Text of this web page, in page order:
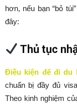
hơn, nếu bạn “bỏ
đây:
Thủ tục
Điều kiện để đi du
chuẩn bị đầy đủ
Theo kinh nghiệm